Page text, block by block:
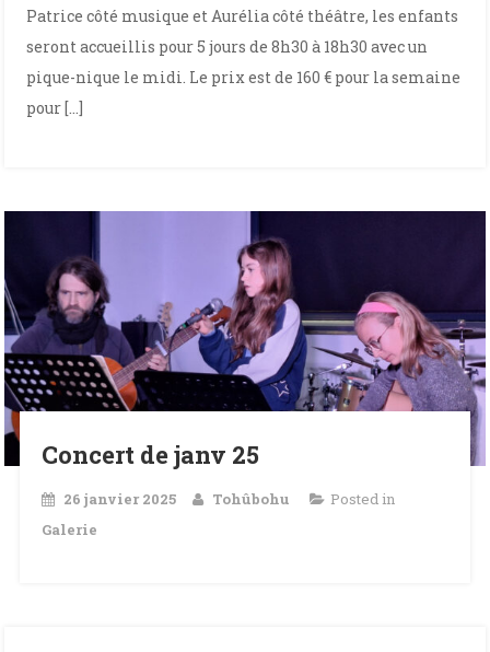
Patrice côté musique et Aurélia côté théâtre, les enfants
seront accueillis pour 5 jours de 8h30 à 18h30 avec un
pique-nique le midi. Le prix est de 160 € pour la semaine
pour […]
Concert de janv 25
26 janvier 2025 Tohûbohu
Posted in
Galerie